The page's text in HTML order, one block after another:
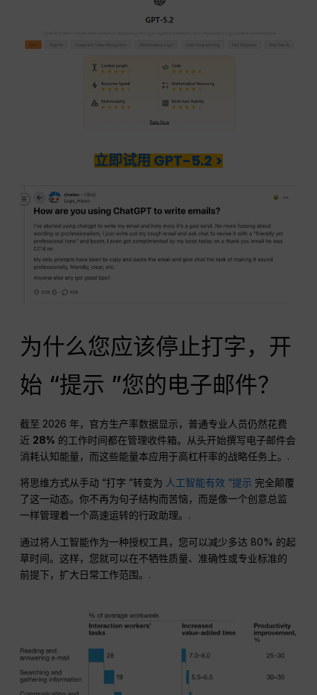
立即试用 GPT-5.2 >
为什么您应该停止打字，开
始 “提示 ”您的电子邮件？
截至 2026 年，官方生产率数据显示，普通专业人员仍然花费
近 28% 的工作时间都在管理收件箱。从头开始撰写电子邮件会
消耗认知能量，而这些能量本应用于高杠杆率的战略任务上。.
将思维方式从手动 “打字 ”转变为 人工智能有效 “提示 完全颠覆
了这一动态。你不再为句子结构而苦恼，而是像一个创意总监
一样管理着一个高速运转的行政助理。.
通过将人工智能作为一种授权工具，您可以减少多达 80% 的起
草时间。这样，您就可以在不牺牲质量、准确性或专业标准的
前提下，扩大日常工作范围。.